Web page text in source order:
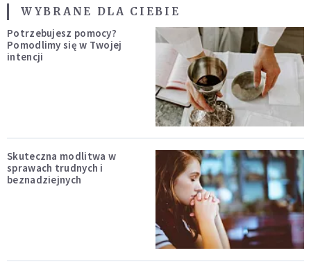
WYBRANE DLA CIEBIE
Potrzebujesz pomocy?
Pomodlimy się w Twojej
intencji
Skuteczna modlitwa w
sprawach trudnych i
beznadziejnych